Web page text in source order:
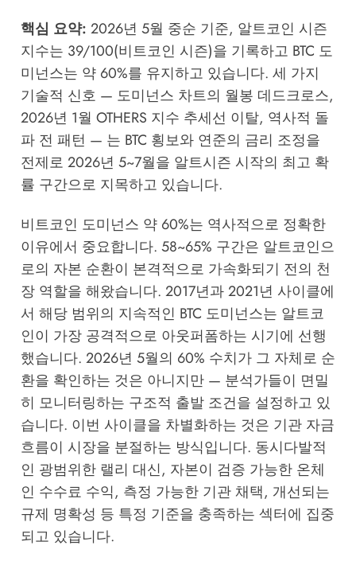
핵심 요약: 2026년 5월 중순 기준, 알트코인 시즌
지수는 39/100(비트코인 시즌)을 기록하고 BTC 도
미넌스는 약 60%를 유지하고 있습니다. 세 가지
기술적 신호 — 도미넌스 차트의 월봉 데드크로스,
2026년 1월 OTHERS 지수 추세선 이탈, 역사적 돌
파 전 패턴 — 는 BTC 횡보와 연준의 금리 조정을
전제로 2026년 5~7월을 알트시즌 시작의 최고 확
률 구간으로 지목하고 있습니다.
비트코인 도미넌스 약 60%는 역사적으로 정확한
이유에서 중요합니다. 58~65% 구간은 알트코인으
로의 자본 순환이 본격적으로 가속화되기 전의 천
장 역할을 해왔습니다. 2017년과 2021년 사이클에
서 해당 범위의 지속적인 BTC 도미넌스는 알트코
인이 가장 공격적으로 아웃퍼폼하는 시기에 선행
했습니다. 2026년 5월의 60% 수치가 그 자체로 순
환을 확인하는 것은 아니지만 — 분석가들이 면밀
히 모니터링하는 구조적 출발 조건을 설정하고 있
습니다. 이번 사이클을 차별화하는 것은 기관 자금
흐름이 시장을 분절하는 방식입니다. 동시다발적
인 광범위한 랠리 대신, 자본이 검증 가능한 온체
인 수수료 수익, 측정 가능한 기관 채택, 개선되는
규제 명확성 등 특정 기준을 충족하는 섹터에 집중
되고 있습니다.